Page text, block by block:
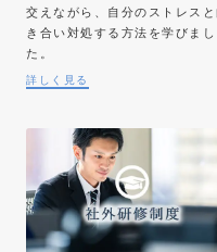
交えながら、自分のストレスと
き合い対処する方法を学びまし
た。
詳しく見る